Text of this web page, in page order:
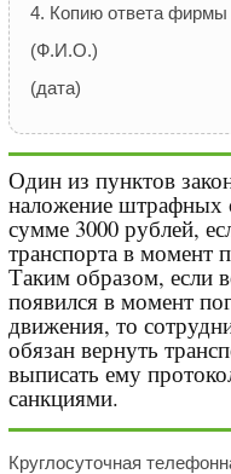
4. Копию ответа фирмы
(Ф.И.О.)
(дата)
Один из пунктов
наложение штрафных
сумме 3000 рублей,
транспорта в момент
Таким образом, если
появился в момент
движения, то
обязан вернуть
выписать ему
санкциями.
Круглосуточная